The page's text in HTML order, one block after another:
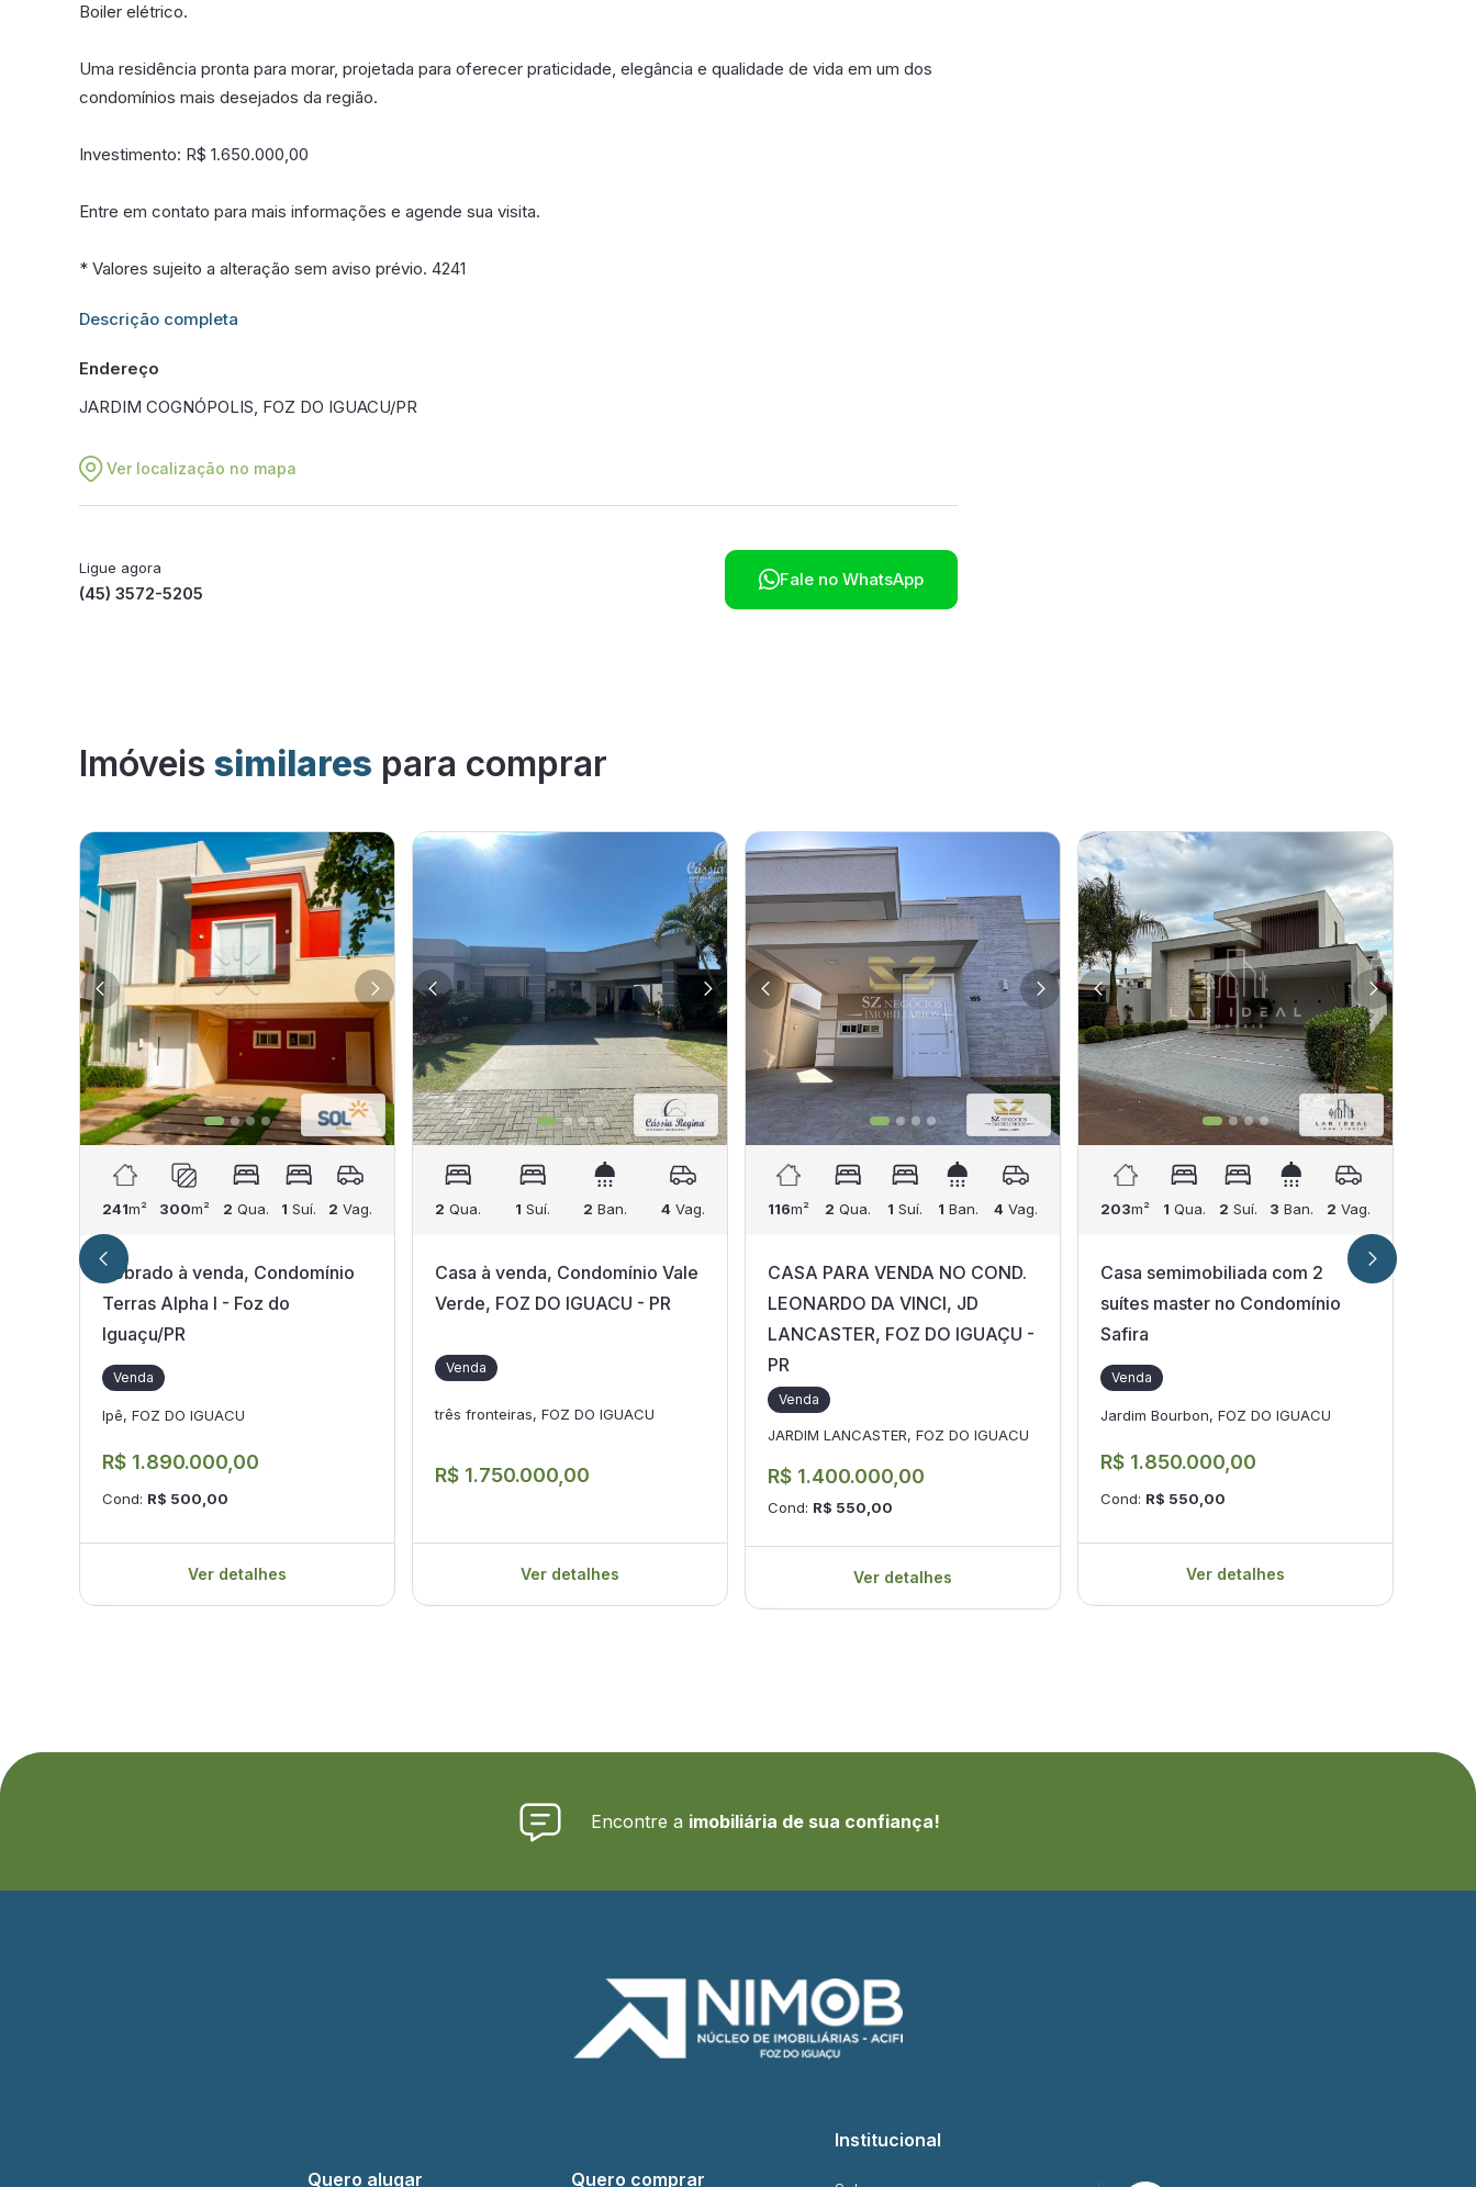
Boiler elétrico.
Uma residência pronta para morar, projetada para oferecer praticidade, elegância e qualidade de vida em um dos
condomínios mais desejados da região.
Investimento: R$ 1.650.000,00
Entre em contato para mais informações e agende sua visita.
* Valores sujeito a alteração sem aviso prévio. 4241
Informações adicionais sobre este imóvel estarão disponíveis em breve.
Descrição completa
Endereço
JARDIM COGNÓPOLIS, FOZ DO IGUACU/PR
Ver localização no mapa
Ligue agora
(45) 3572-5205
Fale no WhatsApp
Imóveis similares para comprar
241m² 300m² 2 Qua. 1 Suí. 2 Vag.
Sobrado à venda, Condomínio
Terras Alpha I - Foz do
Iguaçu/PR
Venda
Ipê, FOZ DO IGUACU
R$ 1.890.000,00
Cond: R$ 500,00
Ver detalhes
2 Qua. 1 Suí. 2 Ban. 4 Vag.
Casa à venda, Condomínio Vale
Verde, FOZ DO IGUACU - PR
Venda
três fronteiras, FOZ DO IGUACU
R$ 1.750.000,00
Ver detalhes
116m² 2 Qua. 1 Suí. 1 Ban. 4 Vag.
CASA PARA VENDA NO COND.
LEONARDO DA VINCI, JD
LANCASTER, FOZ DO IGUAÇU -
PR
Venda
JARDIM LANCASTER, FOZ DO IGUACU
R$ 1.400.000,00
Cond: R$ 550,00
Ver detalhes
203m² 1 Qua. 2 Suí. 3 Ban. 2 Vag.
Casa semimobiliada com 2
suítes master no Condomínio
Safira
Venda
Jardim Bourbon, FOZ DO IGUACU
R$ 1.850.000,00
Cond: R$ 550,00
Ver detalhes
Encontre a imobiliária de sua confiança!
Quero alugar Quero comprar
Institucional